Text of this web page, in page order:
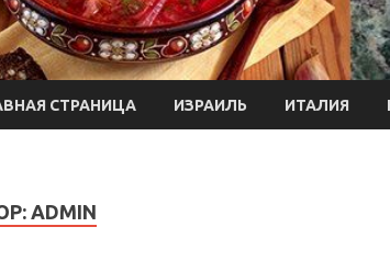
СТРАНИЦА ИЗРАИЛЬ ИТАЛИЯ
ADMIN